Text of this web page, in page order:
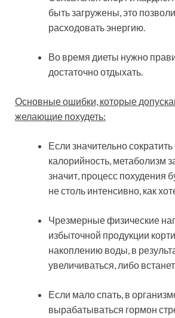
быть загружены, это
расходовать энергию.
Во время диеты нужно
достаточно отдыхать.
Основные ошибки, которые
желающие похудеть:
Если значительно
калорийность, метаболизм
значит, процесс похудения
не столь интенсивно, как
Чрезмерные физические
избыточной продукции
накоплению воды, в
увеличиваться, либо
Если мало спать, в
вырабатываться гормон